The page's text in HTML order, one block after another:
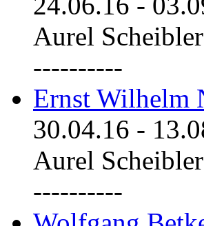
Aurel
----------
Ernst Wilhelm
30.04.16 -
Aurel
----------